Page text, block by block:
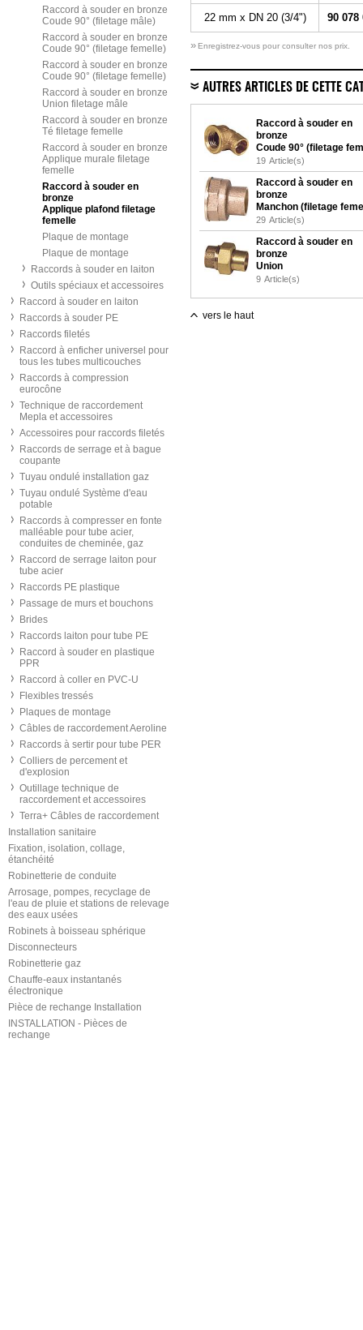
Raccord à souder en bronze
Coude 90° (filetage mâle)
Raccord à souder en bronze
Coude 90° (filetage femelle)
Raccord à souder en bronze
Coude 90° (filetage femelle)
Raccord à souder en bronze
Union filetage mâle
Raccord à souder en bronze
Té filetage femelle
Raccord à souder en bronze
Applique murale filetage
femelle
Raccord à souder en
bronze
Applique plafond filetage
femelle
Plaque de montage
Plaque de montage
Raccords à souder en laiton
Outils spéciaux et accessoires
Raccord à souder en laiton
Raccords à souder PE
Raccords filetés
Raccord à enficher universel pour
tous les tubes multicouches
Raccords à compression
eurocône
Technique de raccordement
Mepla et accessoires
Accessoires pour raccords filetés
Raccords de serrage et à bague
coupante
Tuyau ondulé installation gaz
Tuyau ondulé Système d'eau
potable
Raccords à compresser en fonte
malléable pour tube acier,
conduites de cheminée, gaz
Raccord de serrage laiton pour
tube acier
Raccords PE plastique
Passage de murs et bouchons
Brides
Raccords laiton pour tube PE
Raccord à souder en plastique
PPR
Raccord à coller en PVC-U
Flexibles tressés
Plaques de montage
Câbles de raccordement Aeroline
Raccords à sertir pour tube PER
Colliers de percement et
d'explosion
Outillage technique de
raccordement et accessoires
Terra+ Câbles de raccordement
Installation sanitaire
Fixation, isolation, collage,
étanchéité
Robinetterie de conduite
Arrosage, pompes, recyclage de
l'eau de pluie et stations de relevage
des eaux usées
Robinets à boisseau sphérique
Disconnecteurs
Robinetterie gaz
Chauffe-eaux instantanés
électronique
Pièce de rechange Installation
INSTALLATION - Pièces de
rechange
22 mm x DN 20 (3/4") 90 078
» Enregistrez-vous pour consulter nos prix.
AUTRES ARTICLES DE CETTE
Raccord à souder en
bronze
Coude 90° (filetage
19 Article(s)
Raccord à souder en
bronze
Manchon (filetage
29 Article(s)
Raccord à souder en
bronze
Union
9 Article(s)
vers le haut